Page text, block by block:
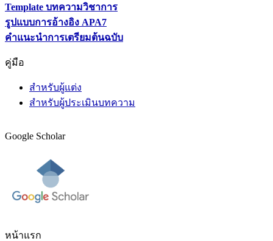
Template บทความวิชาการ
รูปแบบการอ้างอิง APA7
คำแนะนำการเตรียมต้นฉบับ
คู่มือ
สำหรับผู้แต่ง
สำหรับผู้ประเมินบทความ
Google Scholar
หน้าแรก